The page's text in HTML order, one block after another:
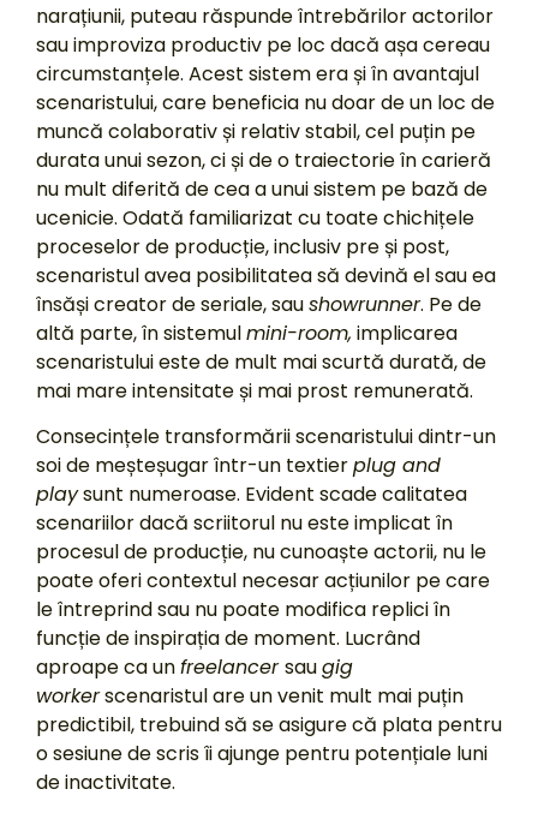
narațiunii, puteau răspunde întrebărilor actorilor
sau improviza productiv pe loc dacă așa cereau
circumstanțele. Acest sistem era și în avantajul
scenaristului, care beneficia nu doar de un loc de
muncă colaborativ și relativ stabil, cel puțin pe
durata unui sezon, ci și de o traiectorie în carieră
nu mult diferită de cea a unui sistem pe bază de
ucenicie. Odată familiarizat cu toate chichițele
proceselor de producție, inclusiv pre și post,
scenaristul avea posibilitatea să devină el sau ea
însăși creator de seriale, saushowrunner. Pe de
altă parte, în sistemulmini-room, implicarea
scenaristului este de mult mai scurtă durată, de
mai mare intensitate și mai prost remunerată.
Consecințele transformării scenaristului dintr-un
soi de meșteșugar într-un textierplug and
playsunt numeroase. Evident scade calitatea
scenariilor dacă scriitorul nu este implicat în
procesul de producție, nu cunoaște actorii, nu le
poate oferi contextul necesar acțiunilor pe care
le întreprind sau nu poate modifica replici în
funcție de inspirația de moment. Lucrând
aproape ca unfreelancersaugig
workerscenaristul are un venit mult mai puțin
predictibil, trebuind să se asigure că plata pentru
o sesiune de scris îi ajunge pentru potențiale luni
de inactivitate.